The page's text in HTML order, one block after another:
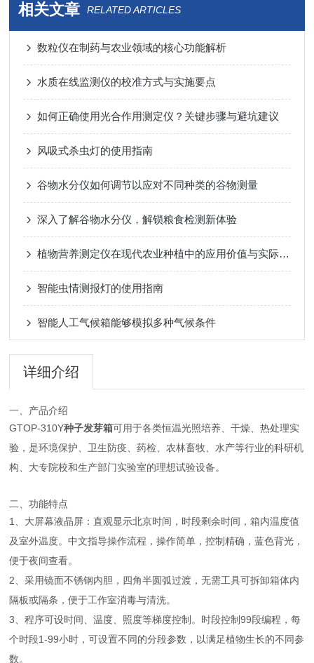
相关文章 RELATED ARTICLES
数粒仪在制药与农业领域的核心功能解析
水质在线监测仪的校准方式与实施要点
如何正确使用光合作用测定仪？关键步骤与避坑建议
风吸式杀虫灯的使用指南
谷物水分仪如何调节以应对不同种类的谷物测量
深入了解谷物水分仪，解锁粮食检测新体验
植物营养测定仪在现代农业种植中的应用价值与实际作用
智能虫情测报灯的使用指南
智能人工气候箱能够模拟多种气候条件
详细介绍
一、产品介绍
GTOP-310Y种子发芽箱可用于各类恒温光照培养、干燥、热处理实
验，是环境保护、卫生防疫、药检、农林畜牧、水产等行业的科研机
构、大专院校和生产部门实验室的理想试验设备。
二、功能特点
1、大屏幕液晶屏：直观显示北京时间，时段剩余时间，箱内温度值
及室外温度。中文指导操作流程，操作简单，控制精确，蓝色背光，
便于夜间查看。
2、采用镜面不锈钢内胆，四角半圆弧过渡，无需工具可拆卸箱体内
隔板或隔条，便于工作室消毒与清洗。
3、程序可设时间、温度、照度等梯度控制。时段控制99段编程，每
个时段1-99小时，可设置不同的分段参数，以满足植物生长的不同参
数。